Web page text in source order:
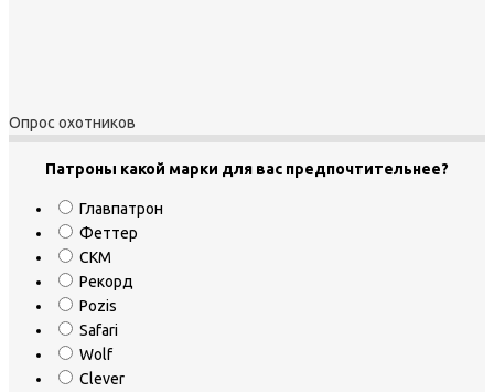
Опрос охотников
Патроны какой марки для вас предпочтительнее?
Главпатрон
Феттер
СКМ
Рекорд
Pozis
Safari
Wolf
Clever